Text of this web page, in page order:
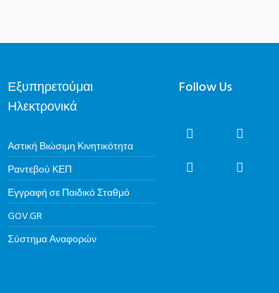
Εξυπηρετούμαι
Ηλεκτρονικά
Αστική Βιώσιμη Κινητικότητα
Ραντεβού ΚΕΠ
Εγγραφή σε Παιδικό Σταθμό
GOV.GR
Σύστημα Αναφορών
Follow Us